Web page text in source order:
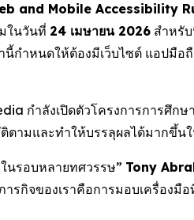
and Mobile Accessibility
ในวันที่ 24 เมษายน 2026 สำหรั
กำหนดให้ต้องมีเว็บไซต์ แอปมือ
กำลังเปิดตัวโครงการการศึกษ
ตามและทำให้บรรลุผลได้มากขึ้น
นรอบหลายทศวรรษ” Tony
กิจของเราคือการมอบเครื่อง